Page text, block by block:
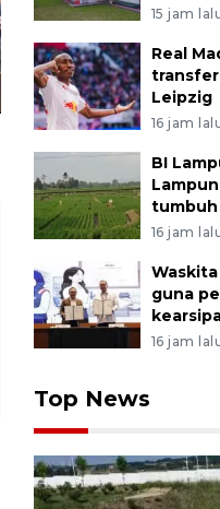
15 jam
Real
transfer
Leipzig
16 jam
BI
tumbuh
16 jam
Waskita
guna
16 jam
Top News